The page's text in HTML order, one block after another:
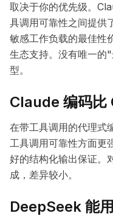
取决于你的优先级。
具调用可靠性之间提供
敏感工作负载的最佳性
生态支持。没有唯一
型。
Claude 编码比
在带工具调用的代理式
工具调用可靠性方面更
好的结构化输出保证。
成，差异较小。
DeepSeek 能